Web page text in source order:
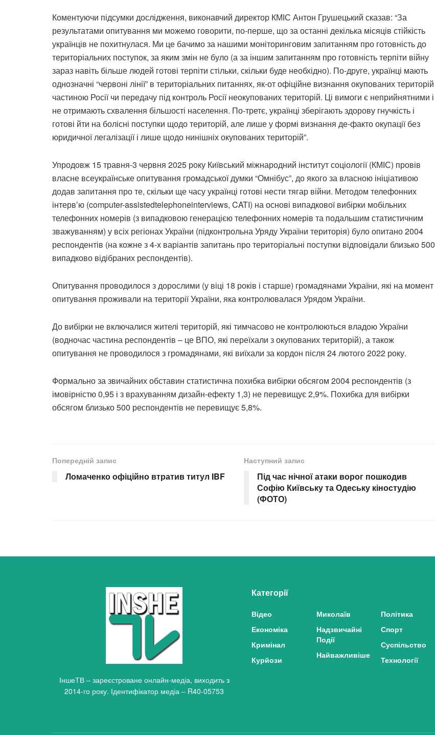
Коментуючи підсумки дослідження, виконавчий директор КМІС Антон Грушецький сказав: “За
результатами опитування ми можемо говорити, по-перше, що за останні декілька місяців стійкість
українців не похитнулася. Ми це бачимо за нашими моніторинговим запитанням про готовність до
територіальних поступок, за яким змін не було (а за іншим запитанням про готовність терпіти війну
зараз навіть більше людей готові терпіти стільки, скільки буде необхідно). По-друге, українці мають
однозначні “червоні лінії” в територіальних питаннях, як-от офіційне визнання окупованих територій
частиною Росії чи передачу під контроль Росії неокупованих територій. Ці вимоги є неприйнятними і
не отримають схвалення більшості населення. По-третє, українці зберігають здорову гнучкість і
готові йти на болісні поступки щодо територій, але лише у формі визнання де-факто окупації без
юридичної легалізації і лише щодо нинішніх окупованих територій”.
Упродовж 15 травня-3 червня 2025 року Київський міжнародний інститут соціології (КМІС) провів
власне всеукраїнське опитування громадської думки “Омнібус”, до якого за власною ініціативою
додав запитання про те, скільки ще часу українці готові нести тягар війни. Методом телефонних
інтерв’ю (computer-assistedtelephoneinterviews, CATI) на основі випадкової вибірки мобільних
телефонних номерів (з випадковою генерацією телефонних номерів та подальшим статистичним
зважуванням) у всіх регіонах України (підконтрольна Уряду України територія) було опитано 2004
респондентів (на кожне з 4-х варіантів запитань про територіальні поступки відповідали близько 500
випадково відібраних респондентів).
Опитування проводилося з дорослими (у віці 18 років і старше) громадянами України, які на момент
опитування проживали на території України, яка контролювалася Урядом України.
До вибірки не включалися жителі територій, які тимчасово не контролюються владою України
(водночас частина респондентів – це ВПО, які переїхали з окупованих територій), а також
опитування не проводилося з громадянами, які виїхали за кордон після 24 лютого 2022 року.
Формально за звичайних обставин статистична похибка вибірки обсягом 2004 респондентів (з
імовірністю 0,95 і з врахуванням дизайн-ефекту 1,3) не перевищує 2,9%. Похибка для вибірки
обсягом близько 500 респондентів не перевищує 5,8%.
Попередній запис
Ломаченко офіційно втратив титул IBF
Наступний запис
Під час нічної атаки ворог пошкодив
Софію Київську та Одеську кіностудію
(ФОТО)
ІншеТВ – зареєстроване онлайн-медіа, виходить з
2014-го року. Ідентифікатор медіа – R40-05753
Категорії
Відео
Економіка
Кримінал
Курйози
Миколаїв
Надзвичайні
Події
Найважливіше
Політика
Спорт
Суспільство
Технології